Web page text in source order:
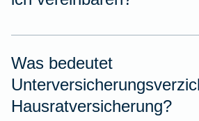
Was bedeutet
Hausratversicherung?